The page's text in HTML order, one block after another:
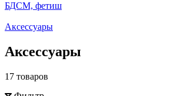
БДСМ, фетиш
Аксессуары
Аксессуары
17 товаров